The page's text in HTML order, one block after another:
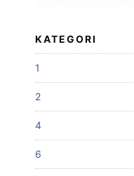
KATEGORI
1
2
4
6